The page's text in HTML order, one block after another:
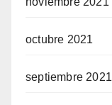
octubre 2021
septiembre 2021